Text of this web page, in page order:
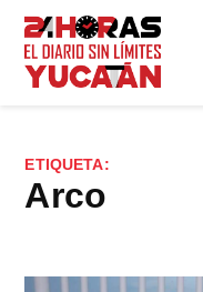
Saltar
contenido
ETIQUETA:
arco